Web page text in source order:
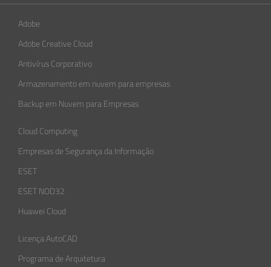
Adobe
Adobe Creative Cloud
Antivírus Corporativo
Armazenamento em nuvem para empresas
Backup em Nuvem para Empresas
Cloud Computing
Empresas de Segurança da Informação​
ESET
ESET NOD32
Huawei Cloud
Licença AutoCAD
Programa de Arquitetura